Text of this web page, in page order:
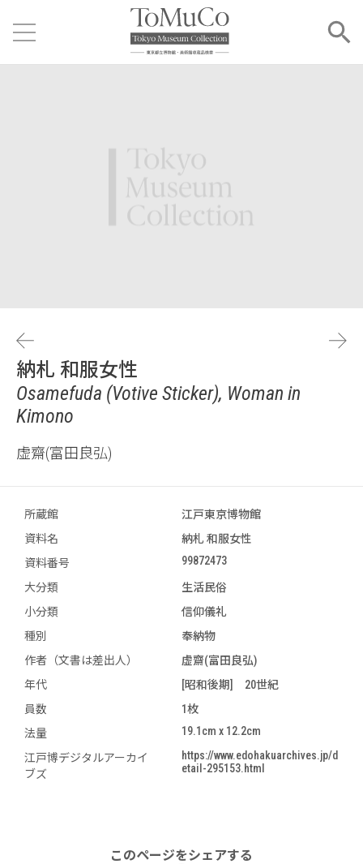
納札 和服女性
Osamefuda (Votive Sticker), Woman in
Kimono
虚齋(富田良弘)
所蔵館
江戸東京博物館
資料名
納札 和服女性
資料番号
99872473
大分類
生活民俗
小分類
信仰儀礼
種別
奉納物
作者（文書は差出人）
虚齋(富田良弘)
年代
[昭和後期] 20世紀
員数
1枚
法量
19.1cm x 12.2cm
江戸博デジタルアーカイ
ブズ
https://www.edohakuarchives.jp/d
etail-295153.html
このページをシェアする